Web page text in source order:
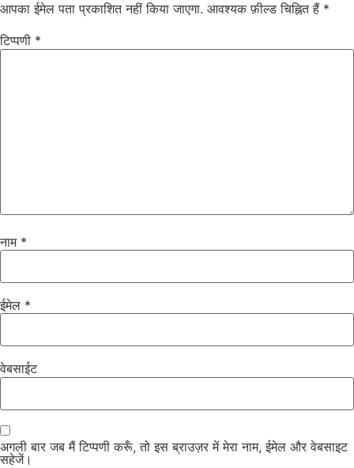
आपका ईमेल पता प्रकाशित नहीं किया जाएगा. आवश्यक फ़ील्ड चिह्नित हैं *
टिप्पणी *
नाम *
ईमेल *
वेबसाईट
अगली बार जब मैं टिप्पणी करूँ, तो इस ब्राउज़र में मेरा नाम, ईमेल और वेबसाइट
सहेजें।